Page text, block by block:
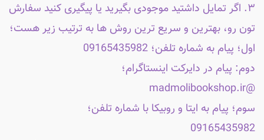
۳. اگر تمایل داشتید موجودی بگیرید یا پیگیری کنید سفارش
تون رو، بهترین و سریع ترین روش ها به ترتیب زیر هست؛
اول؛ پیام به شماره تلفن؛ 09165435982
دوم: پیام در دایرکت اینستاگرام؛
@madmolibookshop.ir
سوم؛ پیام به ایتا و روبیکا با شماره تلفن؛
09165435982